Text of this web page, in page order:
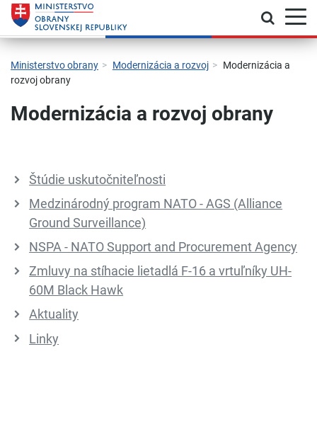
Skočiť na hlavnú navigáciu
Skočiť na obsah
Skočiť na bočný panel
Skočiť na pätičku
Kontakt
Prehlásenie o prístupnosti
Ministerstvo obrany Modernizácia a rozvoj
Modernizácia a
rozvoj obrany
Modernizácia a rozvoj obrany
Štúdie uskutočniteľnosti
Medzinárodný program NATO - AGS (Alliance
Ground Surveillance)
NSPA - NATO Support and Procurement Agency
Zmluvy na stíhacie lietadlá F-16 a vrtuľníky UH-
60M Black Hawk
Aktuality
Linky